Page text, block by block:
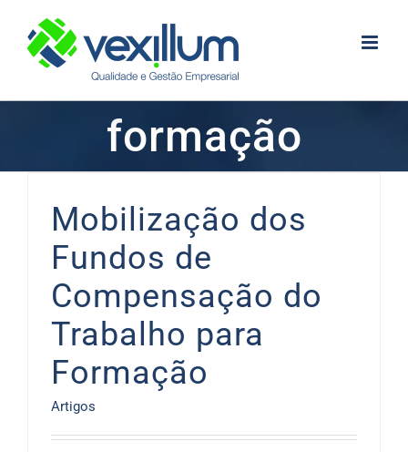
content
formação
Mobilização dos
Fundos de
Compensação do
Trabalho para
Formação
Artigos